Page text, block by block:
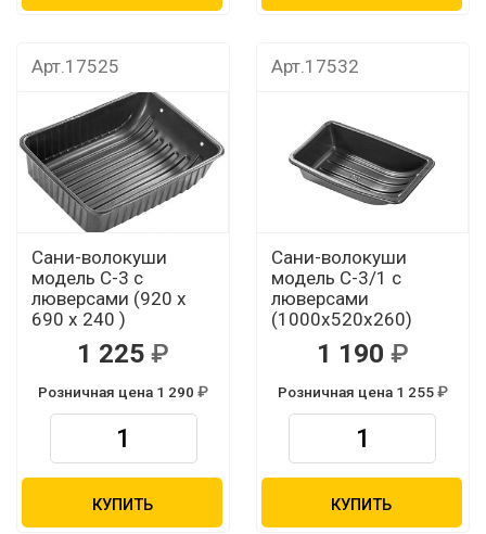
Арт.17525
Сани-волокуши
модель С-3 с
люверсами (920 х
690 х 240 )
1 225
Розничная цена 1 290
КУПИТЬ
Арт.17532
Сани-волокуши
модель С-3/1 с
люверсами
(1000х520х260)
1 190
Розничная цена 1 255
КУПИТЬ